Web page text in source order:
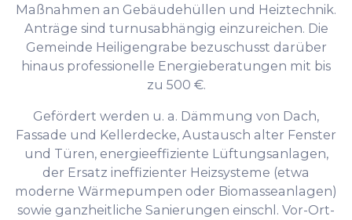
Maßnahmen an Gebäudehüllen und Heiztechnik.
Anträge sind turnusabhängig einzureichen. Die
Gemeinde Heiligengrabe bezuschusst darüber
hinaus professionelle Energieberatungen mit bis
zu 500 €.
Gefördert werden u. a. Dämmung von Dach,
Fassade und Kellerdecke, Austausch alter Fenster
und Türen, energieeffiziente Lüftungsanlagen,
der Ersatz ineffizienter Heizsysteme (etwa
moderne Wärmepumpen oder Biomasseanlagen)
sowie ganzheitliche Sanierungen einschl. Vor-Ort-